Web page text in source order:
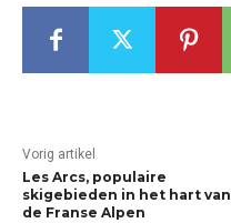
Vorig artikel
Les Arcs, populaire
skigebieden in het hart van
de Franse Alpen